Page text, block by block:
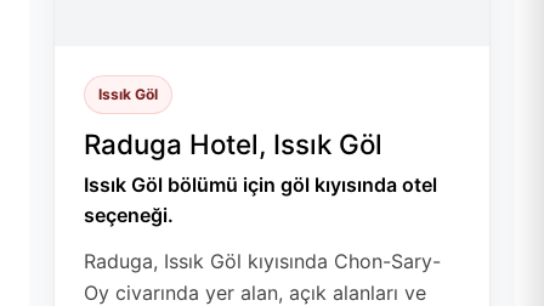
Issık Göl
Raduga Hotel, Issık Göl
Issık Göl bölümü için göl kıyısında otel
seçeneği.
Raduga, Issık Göl kıyısında Chon-Sary-
Oy civarında yer alan, açık alanları ve